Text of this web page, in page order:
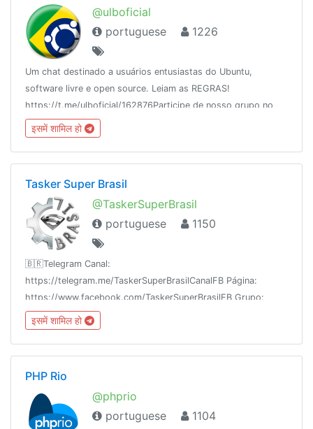
@ulboficial
portuguese
1226
Um chat destinado a usuários entusiastas do Ubuntu,
software livre e open source. Leiam as REGRAS!
https://t.me/ulboficial/162876Participe de nosso grupo no
facebook
https://www.facebook.com/groups/ubuntulinuxbrasil/
इसमें शामिल हो
Tasker Super Brasil
@TaskerSuperBrasil
portuguese
1150
🇧🇷Telegram Canal:
https://telegram.me/TaskerSuperBrasilCanalFB Página:
https://www.facebook.com/TaskerSuperBrasilFB Grupo:
https://www.facebook.com/groups/TaskerSuperBrasilYouTube:
https://www.youtube.com/c/TaskerSuperBrasil🇧🇷
इसमें शामिल हो
PHP Rio
@phprio
portuguese
1104